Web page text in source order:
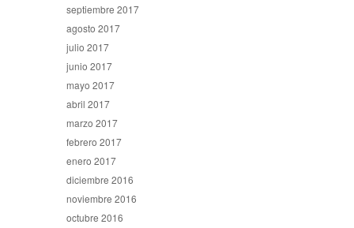
septiembre 2017
agosto 2017
julio 2017
junio 2017
mayo 2017
abril 2017
marzo 2017
febrero 2017
enero 2017
diciembre 2016
noviembre 2016
octubre 2016